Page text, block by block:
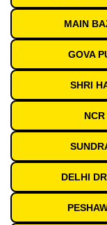
MAIN
GOVA
SHRI
DELHI